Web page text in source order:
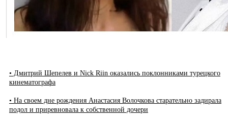
• Дмитрий Шепелев и Nick Riin оказались поклонниками турецкого
кинематографа
• На своем дне рождения Анастасия Волочкова старательно задирала
подол и приревновала к собственной дочери